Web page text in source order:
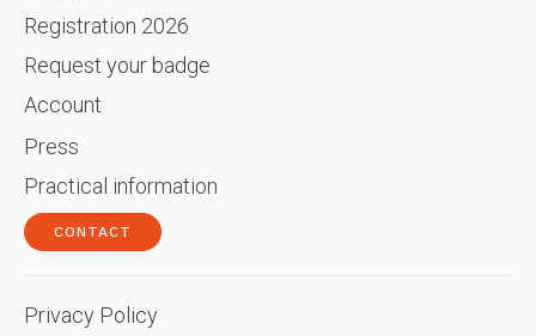
Registration 2026
Request your badge
Account
Press
Practical information
CONTACT
Privacy Policy